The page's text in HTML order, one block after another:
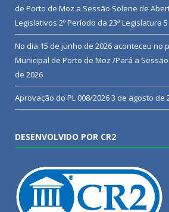
de Porto de Moz a Sessão Solene de
Legislativos 2º Período da 23ª Legislatura
No dia 15 de junho de 2026 aconteceu no
Municipal de Porto de Moz /Pará a
de 2026
Aprovação do PL 008/20263 de agosto de
DESENVOLVIDO POR CR2